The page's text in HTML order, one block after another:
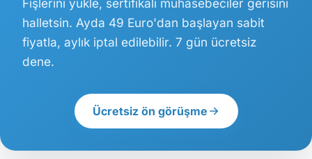
Fişlerini yükle, sertifikalı muhasebeciler gerisini
halletsin. Ayda 49 Euro'dan başlayan sabit
fiyatla, aylık iptal edilebilir. 7 gün ücretsiz
dene.
Ücretsiz ön görüşme